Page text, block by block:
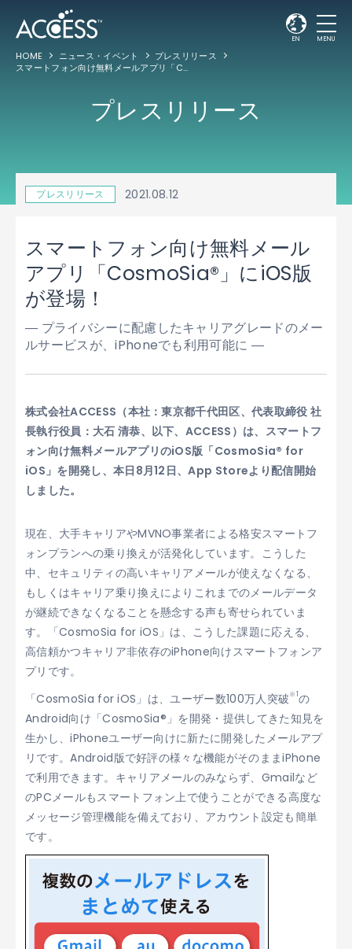
EN MENU
HOME ニュース・イベント
プレスリリース
スマートフォン向け無料メールアプリ「CosmoSia®」にiOS版が登場！
プレスリリース
プレスリリース 2021.08.12
スマートフォン向け無料メール
アプリ「CosmoSia®」にiOS版
が登場！
― プライバシーに配慮したキャリアグレードのメー
ルサービスが、iPhoneでも利用可能に ―
株式会社ACCESS（本社：東京都千代田区、代表取締役 社
長執行役員：大石 清恭、以下、ACCESS）は、スマートフ
ォン向け無料メールアプリのiOS版「CosmoSia® for
iOS」を開発し、本日8月12日、App Storeより配信開始
しました。
現在、大手キャリアやMVNO事業者による格安スマートフ
ォンプランへの乗り換えが活発化しています。こうした
中、セキュリティの高いキャリアメールが使えなくなる、
もしくはキャリア乗り換えによりこれまでのメールデータ
が継続できなくなることを懸念する声も寄せられていま
す。「CosmoSia for iOS」は、こうした課題に応える、
高信頼かつキャリア非依存のiPhone向けスマートフォンア
プリです。
「CosmoSia for iOS」は、ユーザー数100万人突破※1の
Android向け「CosmoSia®」を開発・提供してきた知見を
生かし、iPhoneユーザー向けに新たに開発したメールアプ
リです。Android版で好評の様々な機能がそのままiPhone
で利用できます。キャリアメールのみならず、Gmailなど
のPCメールもスマートフォン上で使うことができる高度な
メッセージ管理機能を備えており、アカウント設定も簡単
です。